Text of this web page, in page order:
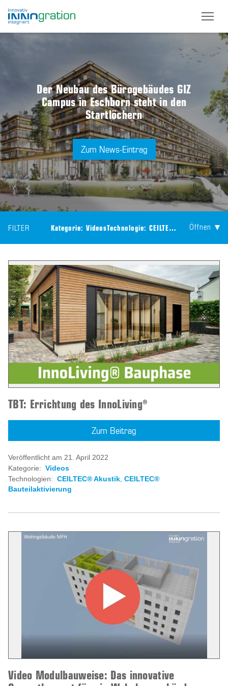
Der Neubau des Bürogebäudes GIZ
Campus in Eschborn steht in den
Startlöchern
Zum News-Eintrag
FILTER Kategorie: Videos Technologie: CEILTEC® Akustik Öffnen
TBT: Errichtung des InnoLiving®
Zum Beitrag
Veröffentlicht am 21. April 2022
Kategorie: Videos
Technologien: CEILTEC® Akustik, CEILTEC®
Bauteilaktivierung
Video Modulbauweise: Das innovative